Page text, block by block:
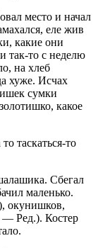
место и начал
еле жив
какие они
так-то с неделю
на хлеб
хуже. Исчах
сумки
какое
таскаться-то
Сбегал
маленько.
окунишков,
— Ред.). Костер